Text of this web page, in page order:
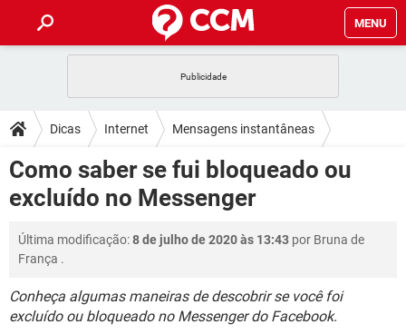
MENU
CELULAR FACEBOOK
OUTLOOK EXCEL
INSTAGRAM GMAIL
DICAS
JOGOS
CELULAR FACEBOOK
EXCEL
INSTAGRAM GMAIL
DOWNLOADS
JOGOS WHATSAPP
OUTLOOK
INSTAGRAM GMAIL
GUIA DE COMPRAS
FÓRUM
JOGOS WHATSAPP
OUTLOOK EXCEL
GLOSSÁRIO
JOGOS WHATSAPP
CELULAR FACEBOOK
Dicas Internet Mensagens instantâneas
WLM/MSN Messenger
Como saber se fui bloqueado ou
excluído no Messenger
Última modificação:8 de julho de 2020 às 13:43 por Bruna de
França .
Conheça algumas maneiras de descobrir se você foi
excluído ou bloqueado no Messenger do Facebook.